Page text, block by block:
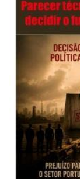
ITAJAÍ